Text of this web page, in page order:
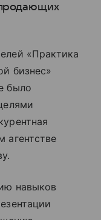
«Практика
бизнес»
было
агентстве
навыков